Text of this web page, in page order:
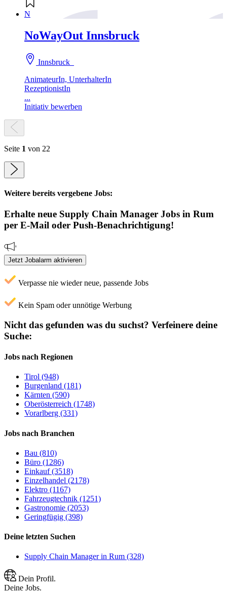
N
NoWayOut Innsbruck
Innsbruck
AnimateurIn, UnterhalterIn
RezeptionistIn
...
Initiativ bewerben
Seite 1 von 22
Weitere bereits vergebene Jobs:
Erhalte neue Supply Chain Manager Jobs in Rum
per E-Mail oder Push-Benachrichtigung!
Jetzt Jobalarm aktivieren
Verpasse nie wieder neue, passende Jobs
Kein Spam oder unnötige Werbung
Nicht das gefunden was du suchst? Verfeinere deine
Suche:
Jobs nach Regionen
Tirol (948)
Burgenland (181)
Kärnten (590)
Oberösterreich (1748)
Vorarlberg (331)
Jobs nach Branchen
Bau (810)
Büro (1286)
Einkauf (3518)
Einzelhandel (2178)
Elektro (1167)
Fahrzeugtechnik (1251)
Gastronomie (2053)
Geringfügig (398)
Deine letzten Suchen
Supply Chain Manager in Rum (328)
Dein Profil.
Deine Jobs.